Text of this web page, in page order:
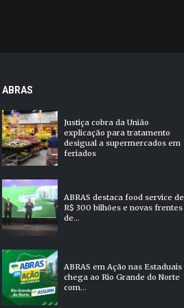
ABRAS
Justiça cobra da União
explicação para tratamento
desigual a supermercados em
feriados
ABRAS destaca food service de
R$ 300 bilhões e novas frentes
de...
ABRAS em Ação nas Estaduais
chega ao Rio Grande do Norte
com...